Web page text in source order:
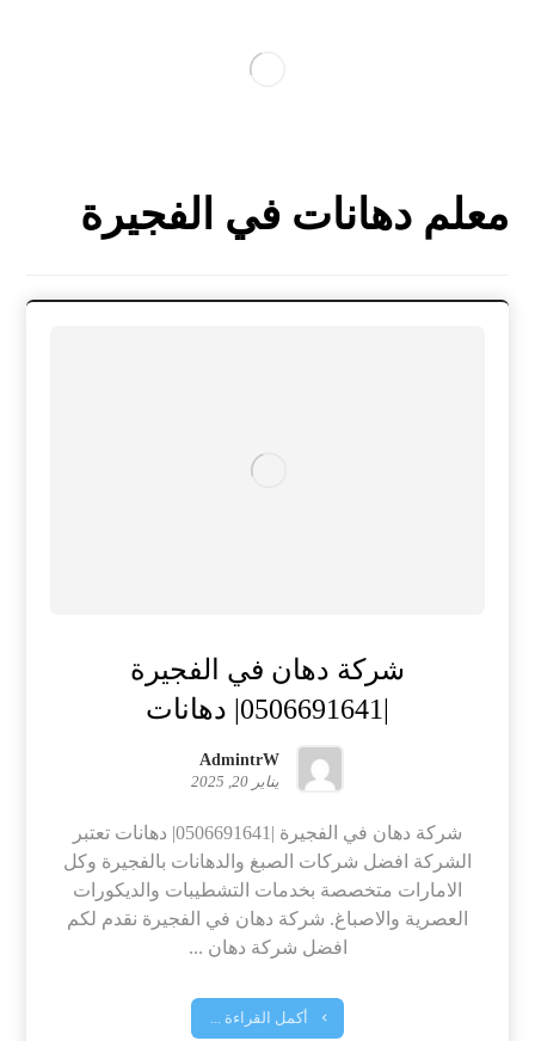
معلم دهانات في الفجيرة
شركة دهان في الفجيرة
AdmintrW
يناير 20, 2025
شركة دهان في الفجيرة |0506691641| دهانات تعتبر
الشركة افضل شركات الصبغ والدهانات بالفجيرة وكل
الامارات متخصصة بخدمات التشطيبات والديكورات
العصرية والاصباغ. شركة دهان في الفجيرة نقدم لكم
افضل شركة دهان ...
أكمل القراءة ...